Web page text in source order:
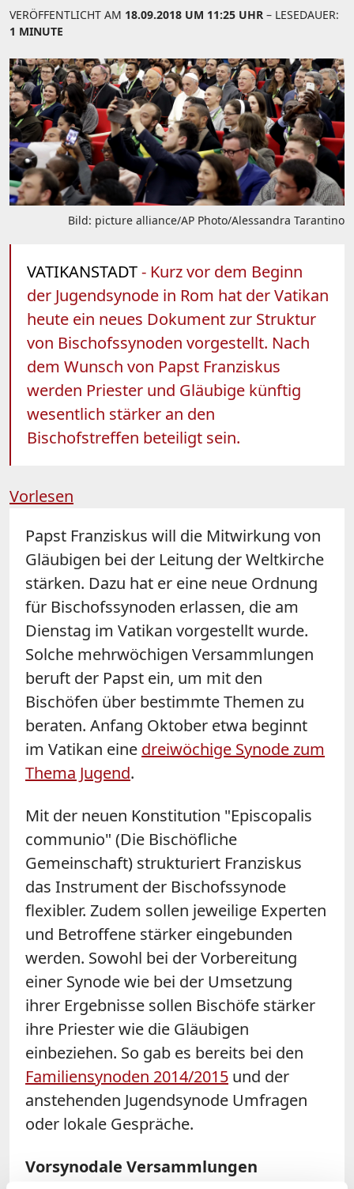
VERÖFFENTLICHT AM 18.09.2018 UM 11:25 UHR – LESEDAUER:
1 MINUTE
Bild: picture alliance/AP Photo/Alessandra Tarantino
VATIKANSTADT- Kurz vor dem Beginn
der Jugendsynode in Rom hat der Vatikan
heute ein neues Dokument zur Struktur
von Bischofssynoden vorgestellt. Nach
dem Wunsch von Papst Franziskus
werden Priester und Gläubige künftig
wesentlich stärker an den
Bischofstreffen beteiligt sein.
Vorlesen
Papst Franziskus will die Mitwirkung von
Gläubigen bei der Leitung der Weltkirche
stärken. Dazu hat er eine neue Ordnung
für Bischofssynoden erlassen, die am
Dienstag im Vatikan vorgestellt wurde.
Solche mehrwöchigen Versammlungen
beruft der Papst ein, um mit den
Bischöfen über bestimmte Themen zu
beraten. Anfang Oktober etwa beginnt
im Vatikan eine dreiwöchige Synodezum
Thema Jugend.
Mit der neuen Konstitution "Episcopalis
communio" (Die Bischöfliche
Gemeinschaft) strukturiert Franziskus
das Instrument der Bischofssynode
flexibler. Zudem sollen jeweilige Experten
und Betroffene stärker eingebunden
werden. Sowohl bei der Vorbereitung
einer Synodewie bei der Umsetzung
ihrer Ergebnisse sollen Bischöfe stärker
ihre Priester wie die Gläubigen
einbeziehen. So gab es bereits bei den
Familiensynoden 2014/2015 und der
anstehenden Jugendsynode Umfragen
oder lokale Gespräche.
Vorsynodale Versammlungen